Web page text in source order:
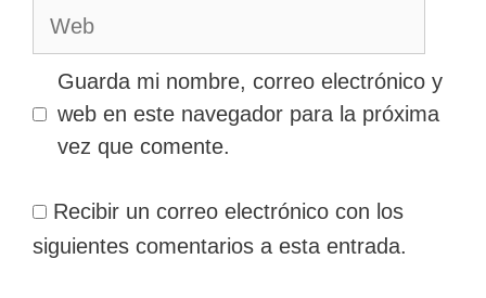
Web
Guarda mi nombre, correo electrónico y
web en este navegador para la próxima
vez que comente.
Recibir un correo electrónico con los
siguientes comentarios a esta entrada.